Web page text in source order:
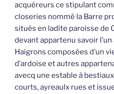
acquéreurs ce stipulant
closeries nommé la Barre
situés en ladite paroisse de
devant appartenu savoir
Haigrons composées d’un
d’ardoise et autres
avecq une estable à
courts, ayreaulx rues et